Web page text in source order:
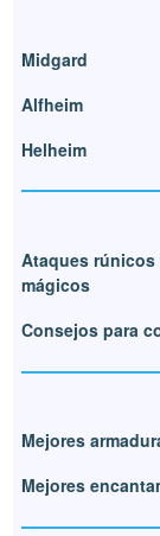
Midgard
Alfheim
Helheim
Ataques rúnicos
mágicos
Consejos para
Mejores
Mejores